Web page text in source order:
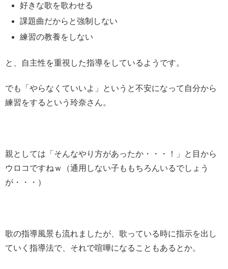
好きな歌を歌わせる
課題曲だからと強制しない
練習の教養をしない
と、自主性を重視した指導をしているようです。
でも「やらなくていいよ」というと不安になって自分から
練習をするという玲奈さん。
親としては「そんなやり方があったか・・・！」と目から
ウロコですねｗ（通用しない子ももちろんいるでしょう
が・・・）
歌の指導風景も流れましたが、歌っている時に指示を出し
ていく指導法で、それで喧嘩になることもあるとか。